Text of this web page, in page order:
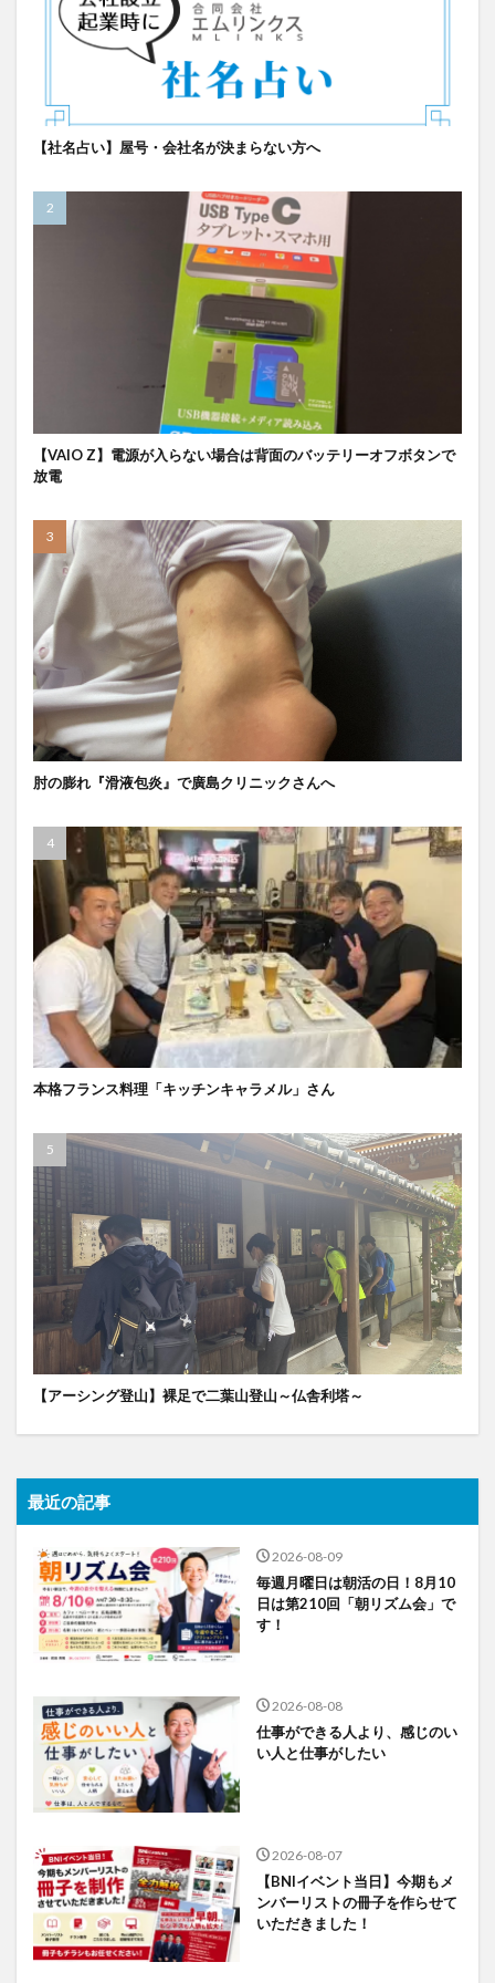
【社名占い】屋号・会社名が決まらない方へ
【VAIO Z】電源が入らない場合は背面のバッテリーオフボタンで
放電
肘の膨れ『滑液包炎』で廣島クリニックさんへ
本格フランス料理「キッチンキャラメル」さん
【アーシング登山】裸足で二葉山登山～仏舎利塔～
最近の記事
2026-08-09
毎週月曜日は朝活の日！8月10
日は第210回「朝リズム会」で
す！
2026-08-08
仕事ができる人より、感じのい
い人と仕事がしたい
2026-08-07
【BNIイベント当日】今期もメ
ンバーリストの冊子を作らせて
いただきました！